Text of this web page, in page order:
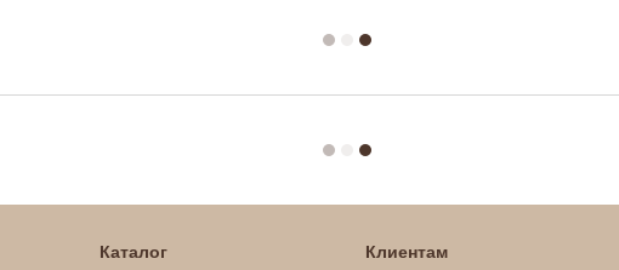
Каталог Клиентам